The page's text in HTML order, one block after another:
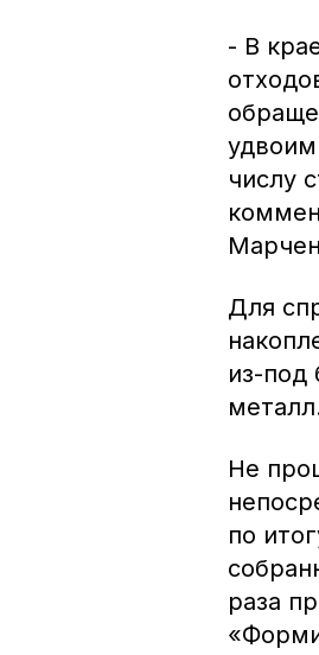
- В
числу
Для
из-под
Не
по
раза